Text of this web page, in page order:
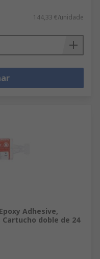
144,33 €/unidade
Adhesive,
doble de 24